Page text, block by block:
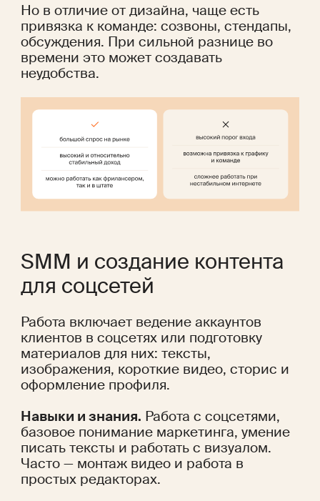
Но в отличие от дизайна, чаще есть
привязка к команде: созвоны, стендапы,
обсуждения. При сильной разнице во
времени это может создавать
неудобства.
SMM и создание контента
для соцсетей
Работа включает ведение аккаунтов
клиентов в соцсетях или подготовку
материалов для них: тексты,
изображения, короткие видео, сторис и
оформление профиля.
Навыки и знания. Работа с соцсетями,
базовое понимание маркетинга, умение
писать тексты и работать с визуалом.
Часто — монтаж видео и работа в
простых редакторах.